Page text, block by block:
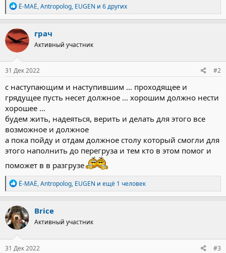
Р
е
а
к
ц
и
и
:
Ё-МАЁ,Antropolog, EUGEN и 6 других
грач
Активный участник
31 Дек 2022 #2
с наступающим и наступившим … проходящее и
грядущее пусть несет должное … хорошим должно нести
хорошее …
будем жить, надеяться, верить и делать для этого все
возможное и должное
а пока пойду и отдам должное столу который смогли для
этого наполнить до перегруза и тем кто в этом помог и
поможет в в разгрузе
Р
е
а
к
ц
и
и
:
Ё-МАЁ,Antropolog, EUGEN и ещё 1 человек
Brice
Активный участник
31 Дек 2022 #3